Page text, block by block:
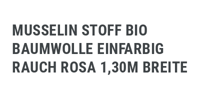
MUSSELIN STOFF BIO
BAUMWOLLE EINFARBIG
RAUCH ROSA 1,30M BREITE